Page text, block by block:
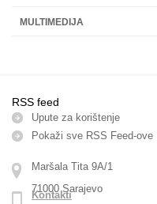
MULTIMEDIJA
RSS feed
Upute za korištenje
Pokaži sve RSS Feed-оve
Maršala Tita 9A/1
71000 Sarajevo
Kontakti